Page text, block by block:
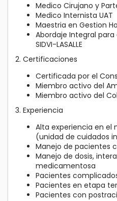
Medico Cirujano y
Medico Internista UAT
Maestria en Gestion
Abordaje Integral
SIDVI-LASALLE
2. Certificaciones
Certificada por el
Miembro activo del
Miembro activo del
3. Experiencia
Alta experiencia en el
(unidad de cuidados
Manejo de pacientes
Manejo de dosis,
medicamentosa
Pacientes
Pacientes en etapa
Pacientes con